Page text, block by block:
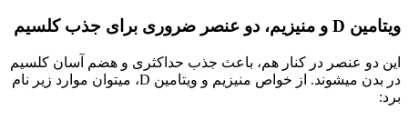
ویتامین D و منیزیم، دو عنصر ضروری برای جذب کلسیم
این دو عنصر در کنار هم، باعث جذب حداکثری و هضم آسان کلسیم
در بدن میشوند. از خواص منیزیم و ویتامین D، میتوان موارد زیر نام
برد: